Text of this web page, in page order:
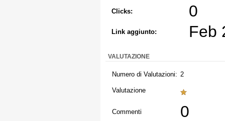
Clicks: 0
Link aggiunto: Feb
VALUTAZIONE
Numero di Valutazioni: 2
Valutazione
Commenti 0